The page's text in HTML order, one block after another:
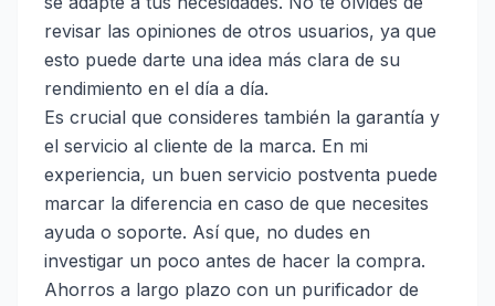
revisar las opiniones de otros usuarios, ya que
esto puede darte una idea más clara de su
rendimiento en el día a día.
Es crucial que consideres también la garantía y
el servicio al cliente de la marca. En mi
experiencia, un buen servicio postventa puede
marcar la diferencia en caso de que necesites
ayuda o soporte. Así que, no dudes en
investigar un poco antes de hacer la compra.
Ahorros a largo plazo con un purificador de